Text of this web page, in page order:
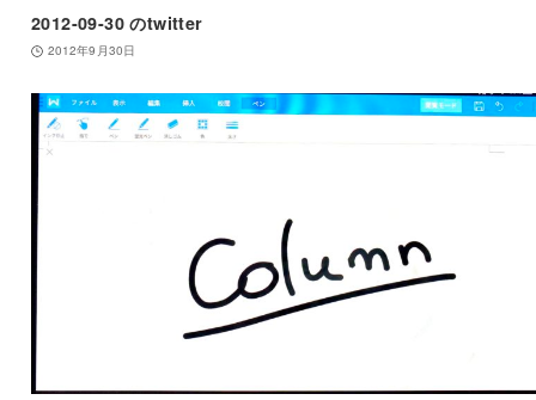
2012-09-30 のtwitter
2012年9月30日